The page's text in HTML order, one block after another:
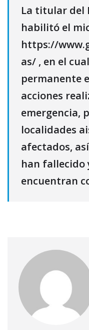
La titular del
habilitó el
https://
as/ , en el
permanente
acciones
emergencia,
localidades
afectados,
han fallecido
encuentran